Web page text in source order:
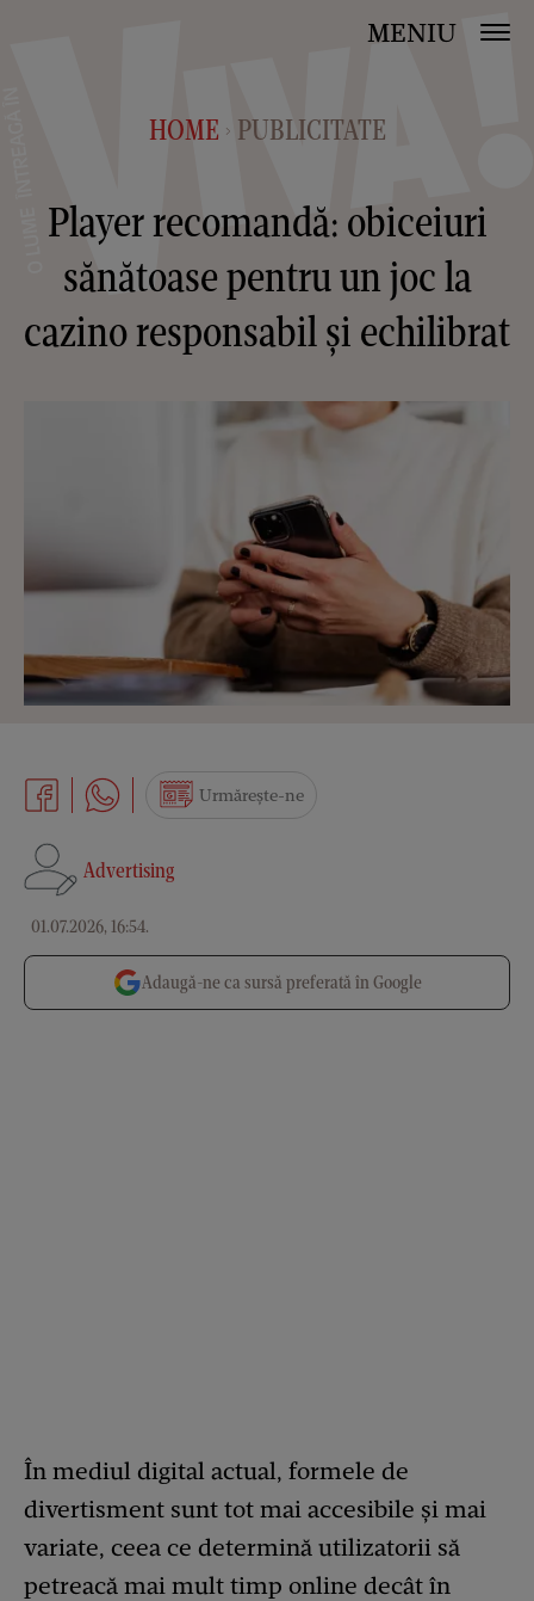
MENIU
HOME > PUBLICITATE
Player recomandă: obiceiuri
sănătoase pentru un joc la
cazino responsabil și echilibrat
Advertising
01.07.2026, 16:54.
Urmărește-ne
Adaugă-ne ca sursă preferată în Google
În mediul digital actual, formele de
divertisment sunt tot mai accesibile și mai
variate, ceea ce determină utilizatorii să
petreacă mai mult timp online decât în